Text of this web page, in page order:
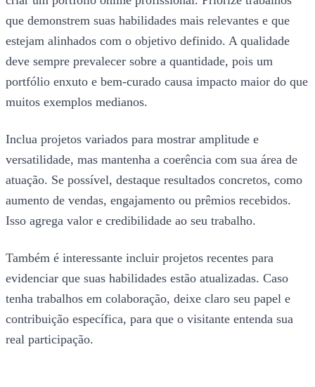
que demonstrem suas habilidades mais relevantes e que
estejam alinhados com o objetivo definido. A qualidade
deve sempre prevalecer sobre a quantidade, pois um
portfólio enxuto e bem-curado causa impacto maior do que
muitos exemplos medianos.
Inclua projetos variados para mostrar amplitude e
versatilidade, mas mantenha a coerência com sua área de
atuação. Se possível, destaque resultados concretos, como
aumento de vendas, engajamento ou prêmios recebidos.
Isso agrega valor e credibilidade ao seu trabalho.
Também é interessante incluir projetos recentes para
evidenciar que suas habilidades estão atualizadas. Caso
tenha trabalhos em colaboração, deixe claro seu papel e
contribuição específica, para que o visitante entenda sua
real participação.